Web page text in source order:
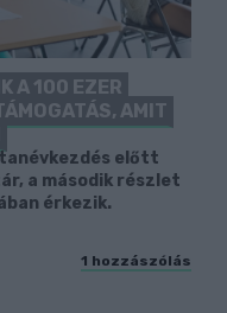
A 100 EZER
AMIT
előtt
a második részlet
érkezik.
1 hozzászólás